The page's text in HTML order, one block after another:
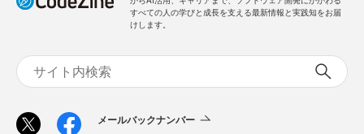
すべての人の学びと成長を支える最新情報と実践知をお届
けします。
メールバックナンバー